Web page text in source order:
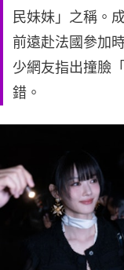
民妹妹」之稱。
前遠赴法國參加
少網友指出撞臉
錯。